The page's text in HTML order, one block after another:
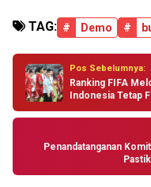
TAG: # Demo #
Pos Sebelumnya:
Ranking FIFA
Indonesia Tetap
Penandatanganan